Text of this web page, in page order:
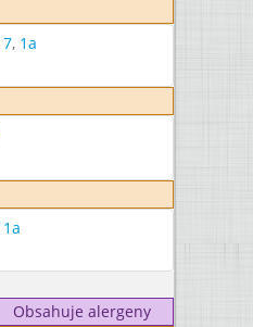
7, 1a
1a
Obsahuje alergeny